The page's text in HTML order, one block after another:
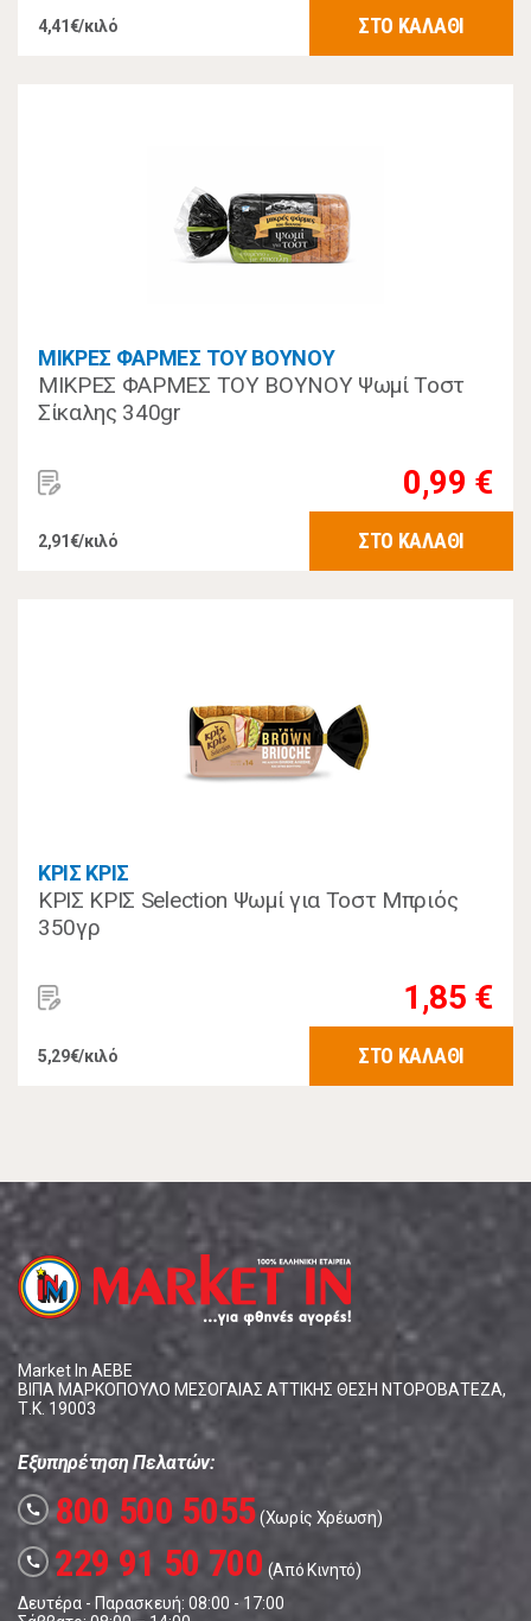
4,41€/κιλό ΣΤΟ ΚΑΛΑΘΙ
ΜΙΚΡΕΣ ΦΑΡΜΕΣ ΤΟΥ ΒΟΥΝΟΥ
ΜΙΚΡΕΣ ΦΑΡΜΕΣ ΤΟΥ ΒΟΥΝΟΥ Ψωμί Τοστ
Σίκαλης 340gr
0,99 €
2,91€/κιλό ΣΤΟ ΚΑΛΑΘΙ
ΚΡΙΣ ΚΡΙΣ
ΚΡΙΣ ΚΡΙΣ Selection Ψωμί για Τοστ Μπριός
350γρ
1,85 €
5,29€/κιλό ΣΤΟ ΚΑΛΑΘΙ
Market In ΑΕΒΕ
ΒΙΠΑ ΜΑΡΚΟΠΟΥΛΟ ΜΕΣΟΓΑΙΑΣ ΑΤΤΙΚΗΣ ΘΕΣΗ ΝΤΟΡΟΒΑΤΕΖΑ,
Τ.Κ. 19003
Εξυπηρέτηση Πελατών:
call 800 500 5055(Χωρίς Χρέωση)
call 229 91 50 700 (Από Κινητό)
Δευτέρα - Παρασκευή: 08:00 - 17:00